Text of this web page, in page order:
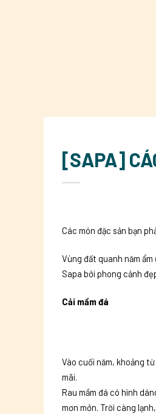
[SAPA]
Các món đặc sản bạn
Vùng đất quanh năm
Sapa bởi phong cảnh
Cải mầm đá
Vào cuối năm, khoảng
mãi.
Rau mầm đá có hình
mơn mởn. Trời càng